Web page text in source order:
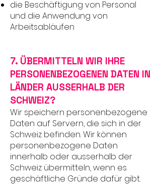
die Beschäftigung von Personal
und die Anwendung von
Arbeitsabläufen
7. ÜBERMITTELN WIR IHRE
PERSONENBEZOGENEN DATEN IN
LÄNDER AUSSERHALB DER
SCHWEIZ?
Wir speichern personenbezogene
Daten auf Servern, die sich in der
Schweiz befinden. Wir können
personenbezogene Daten
innerhalb oder ausserhalb der
Schweiz übermitteln, wenn es
geschäftliche Gründe dafür gibt.